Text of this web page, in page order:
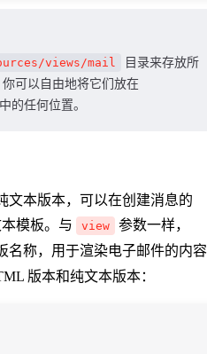
views/mail
目录来存放所
可以自由地将它们放在
的任何位置。
文本版本，可以在创建消息的
模板。与 view 参数一样，
名称，用于渲染电子邮件的内
版本和纯文本版本：